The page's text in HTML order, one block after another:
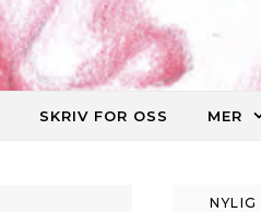
SKRIV FOR OSS MER